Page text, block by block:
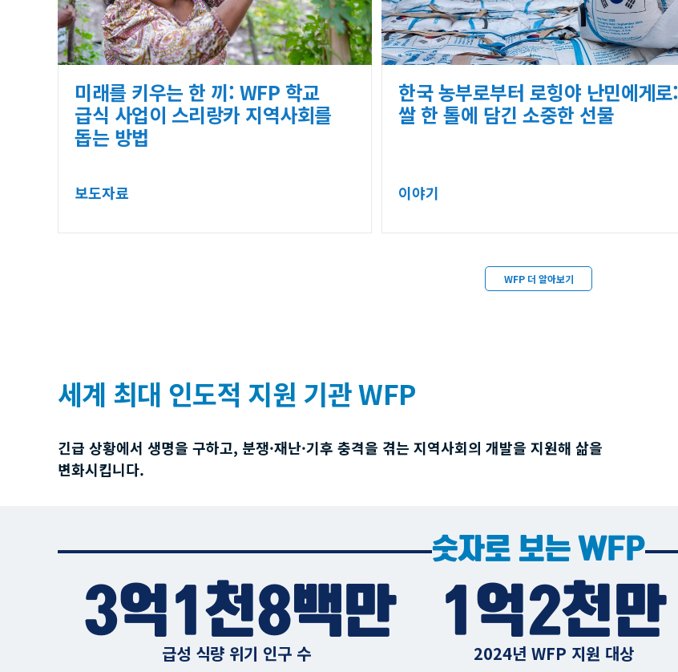
미래를 키우는 한 끼: WFP 학교
급식 사업이 스리랑카 지역사회를
돕는 방법
보도자료
한국 농부로부터 로힝야 난민에게로:
쌀 한 톨에 담긴 소중한 선물
이야기
WFP 더 알아보기
세계 최대 인도적 지원 기관 WFP
긴급 상황에서 생명을 구하고, 분쟁·재난·기후 충격을 겪는 지역사회의 개발을 지원해 삶을
변화시킵니다.
숫자로 보는 WFP
3억1천8백만
급성 식량 위기 인구 수
1억2천만
2024년 WFP 지원 대상